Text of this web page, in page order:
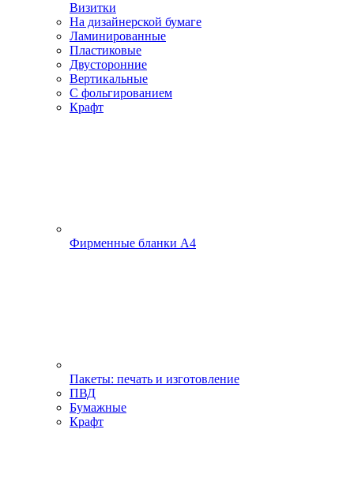
Визитки
На дизайнерской бумаге
Ламинированные
Пластиковые
Двусторонние
Вертикальные
С фольгированием
Крафт
Фирменные бланки А4
Пакеты: печать и изготовление
ПВД
Бумажные
Крафт